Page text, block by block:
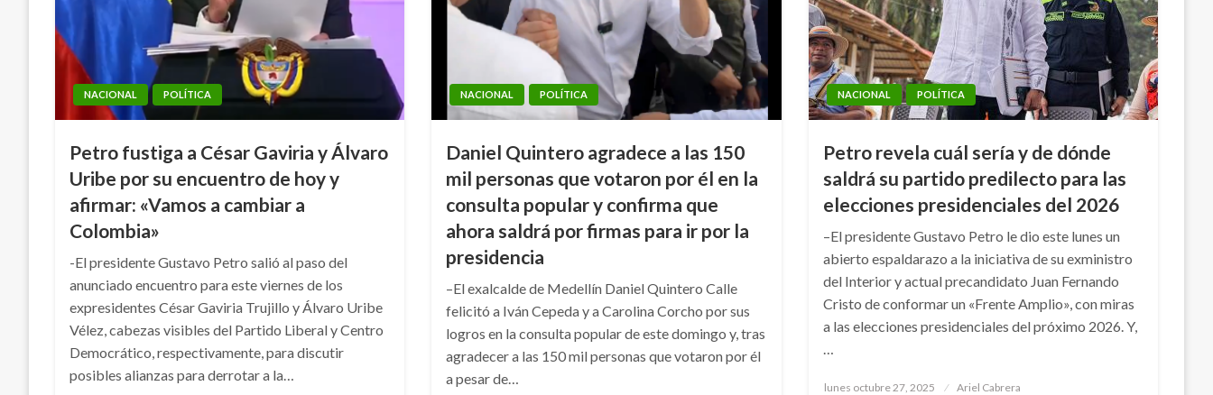
NACIONAL POLÍTICA
Petro fustiga a César Gaviria y Álvaro
Uribe por su encuentro de hoy y
afirmar: «Vamos a cambiar a
Colombia»
-El presidente Gustavo Petro salió al paso del
anunciado encuentro para este viernes de los
expresidentes César Gaviria Trujillo y Álvaro Uribe
Vélez, cabezas visibles del Partido Liberal y Centro
Democrático, respectivamente, para discutir
posibles alianzas para derrotar a la…
NACIONAL POLÍTICA
Daniel Quintero agradece a las 150
mil personas que votaron por él en la
consulta popular y confirma que
ahora saldrá por firmas para ir por la
presidencia
–El exalcalde de Medellín Daniel Quintero Calle
felicitó a Iván Cepeda y a Carolina Corcho por sus
logros en la consulta popular de este domingo y, tras
agradecer a las 150 mil personas que votaron por él
a pesar de…
NACIONAL POLÍTICA
Petro revela cuál sería y de dónde
saldrá su partido predilecto para las
elecciones presidenciales del 2026
–El presidente Gustavo Petro le dio este lunes un
abierto espaldarazo a la iniciativa de su exministro
del Interior y actual precandidato Juan Fernando
Cristo de conformar un «Frente Amplio», con miras
a las elecciones presidenciales del próximo 2026. Y,
…
Publicado
lunes octubre 27, 2025 Ariel Cabrera